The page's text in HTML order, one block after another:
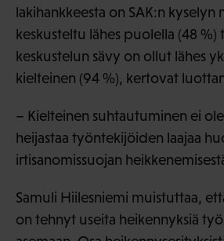
lakihankkeesta on SAK:n kyselyn
keskusteltu lähes puolella (48 %)
keskustelun sävy on ollut lähes
kielteinen (94 %), kertovat
– Kielteinen suhtautuminen ei
heijastaa työntekijöiden laajaa
irtisanomissuojan
Samuli Hiilesniemi muistuttaa,
on tehnyt useita heikennyksiä